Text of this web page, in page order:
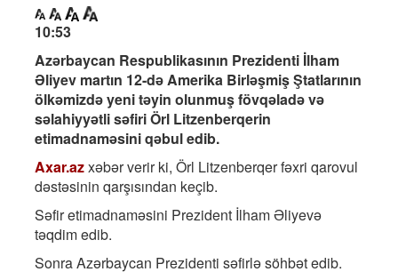
10:53
Azərbaycan Respublikasının Prezidenti İlham
Əliyev martın 12-də Amerika Birləşmiş Ştatlarının
ölkəmizdə yeni təyin olunmuş fövqəladə və
səlahiyyətli səfiri Örl Litzenberqerin
etimadnaməsini qəbul edib.
Axar.azxəbər verir ki, Örl Litzenberqer fəxri qarovul
dəstəsinin qarşısından keçib.
Səfir etimadnaməsini Prezident İlham Əliyevə
təqdim edib.
Sonra Azərbaycan Prezidenti səfirlə söhbət edib.